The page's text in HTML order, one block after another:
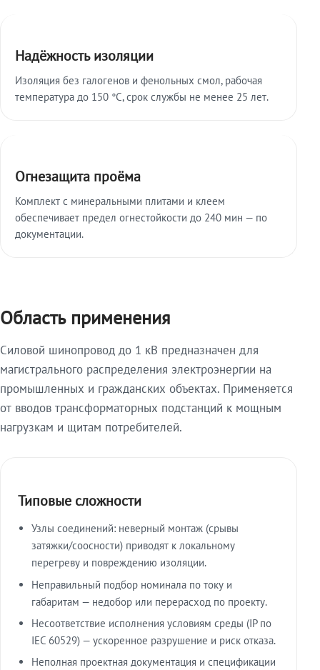
Надёжность изоляции
Изоляция без галогенов и фенольных смол, рабочая
температура до 150 °C, срок службы не менее 25 лет.
Огнезащита проёма
Комплект с минеральными плитами и клеем
обеспечивает предел огнестойкости до 240 мин — по
документации.
Область применения
Силовой шинопровод до 1 кВ предназначен для
магистрального распределения электроэнергии на
промышленных и гражданских объектах. Применяется
от вводов трансформаторных подстанций к мощным
нагрузкам и щитам потребителей.
Типовые сложности
Узлы соединений: неверный монтаж (срывы
затяжки/соосности) приводят к локальному
перегреву и повреждению изоляции.
Неправильный подбор номинала по току и
габаритам — недобор или перерасход по проекту.
Несоответствие исполнения условиям среды (IP по
IEC 60529) — ускоренное разрушение и риск отказа.
Неполная проектная документация и спецификации